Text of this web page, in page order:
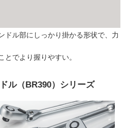
ル部にしっかり掛かる形状で、力
でより握りやすい。
ル（BR390）シリーズ